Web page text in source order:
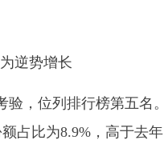
验，位列排行榜第五名
占比为8.9%，高于去年